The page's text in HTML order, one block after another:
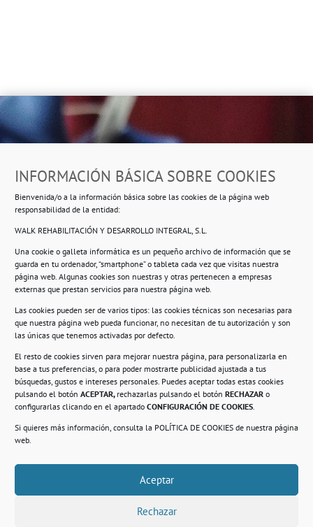
INFORMACIÓN BÁSICA SOBRE COOKIES
Bienvenida/o a la información básica sobre las cookies de la página web
responsabilidad de la entidad:
WALK REHABILITACIÓN Y DESARROLLO INTEGRAL, S.L.
Una cookie o galleta informática es un pequeño archivo de información que se
guarda en tu ordenador, “smartphone” o tableta cada vez que visitas nuestra
página web. Algunas cookies son nuestras y otras pertenecen a empresas
externas que prestan servicios para nuestra página web.
Las cookies pueden ser de varios tipos: las cookies técnicas son necesarias para
que nuestra página web pueda funcionar, no necesitan de tu autorización y son
las únicas que tenemos activadas por defecto.
El resto de cookies sirven para mejorar nuestra página, para personalizarla en
base a tus preferencias, o para poder mostrarte publicidad ajustada a tus
búsquedas, gustos e intereses personales. Puedes aceptar todas estas cookies
pulsando el botón ACEPTAR, rechazarlas pulsando el botón RECHAZAR o
configurarlas clicando en el apartado CONFIGURACIÓN DE COOKIES.
Si quieres más información, consulta la POLÍTICA DE COOKIES de nuestra página
web.
Aceptar
Rechazar
Ropero Solidario de Usera
Beasáin 25-33posterior, local 3 – 28041 Madrid
Información
Compromiso con la protección de datos
Política de Cookies.
© 2021. Realizado en el Centro de Rehabilitación